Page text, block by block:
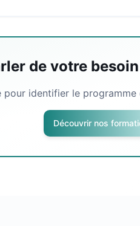
de votre
identifier le
Découvrir nos